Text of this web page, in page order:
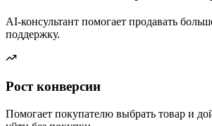
AI-консультант помогает продавать
поддержку.
Рост конверсии
Помогает покупателю выбрать товар и